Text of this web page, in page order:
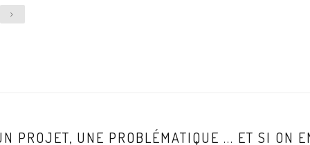
PROJET, UNE PROBLÉMATIQUE ... ET SI ON